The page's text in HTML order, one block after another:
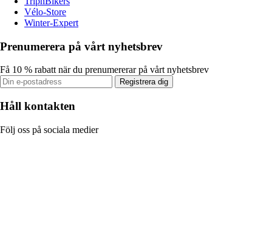
Vélo-Store
Winter-Expert
Prenumerera på vårt nyhetsbrev
Få 10 % rabatt när du prenumererar på vårt nyhetsbrev
Registrera dig
Håll kontakten
Följ oss på sociala medier